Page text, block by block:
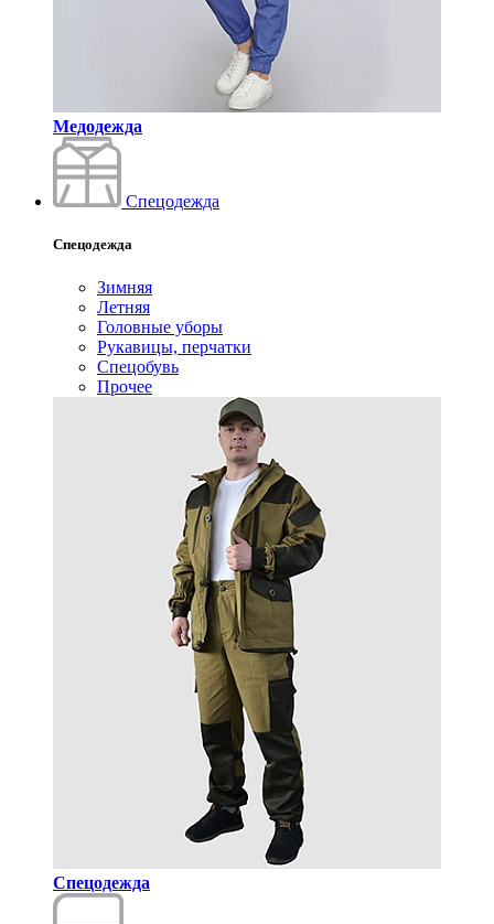
Медодежда
Спецодежда
Спецодежда
Зимняя
Летняя
Головные уборы
Рукавицы, перчатки
Спецобувь
Прочее
Спецодежда